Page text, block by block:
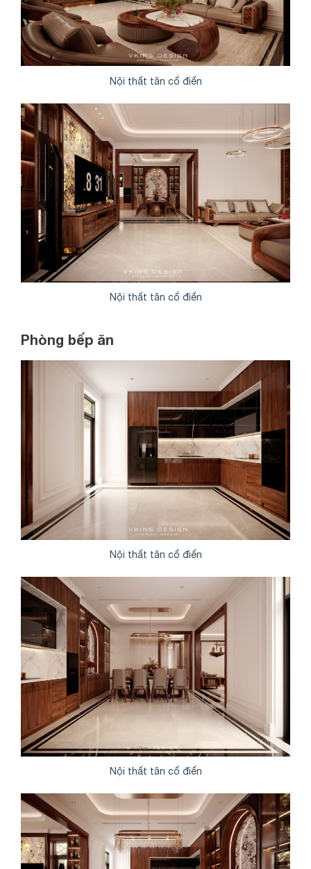
Nội thất tân cổ điển
Nội thất tân cổ điển
Phòng bếp ăn
Nội thất tân cổ điển
Nội thất tân cổ điển